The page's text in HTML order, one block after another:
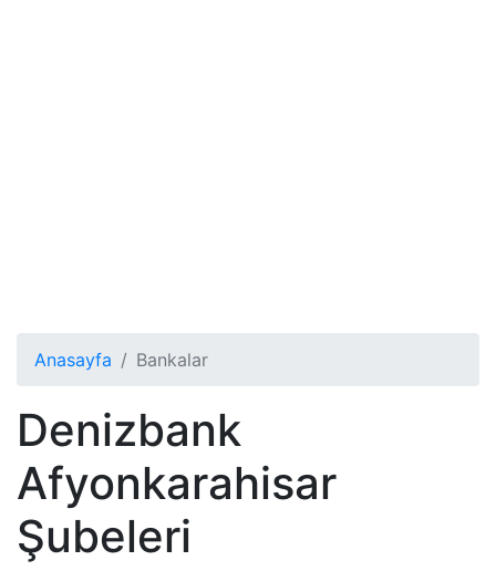
Anasayfa Bankalar
Denizbank
Afyonkarahisar
Şubeleri